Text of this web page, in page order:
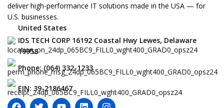
deliver high-performance IT solutions made in the USA — for
U.S. businesses.
United States
IDS TECH CORP 16192 Coastal Hwy Lewes, Delaware
19958
Phone: (064) 332-1233
EIN: 39-2186467